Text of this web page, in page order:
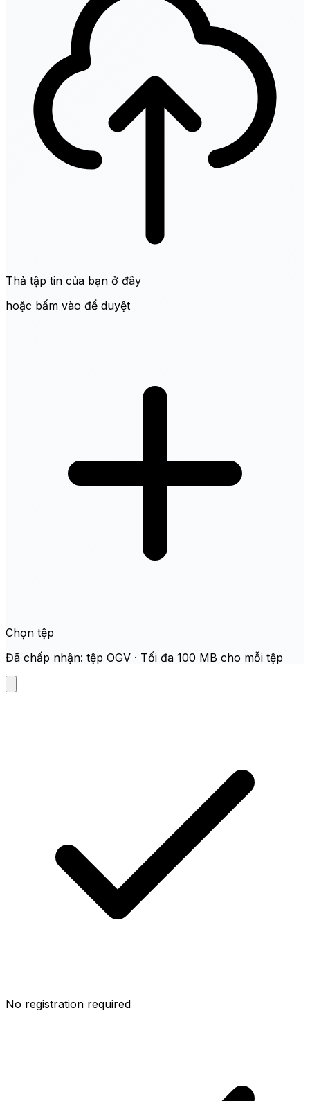
Thả tập tin của bạn ở đây
hoặc bấm vào để duyệt
Chọn tệp
Đã chấp nhận: tệp OGV · Tối đa 100 MB cho mỗi tệp
No registration required